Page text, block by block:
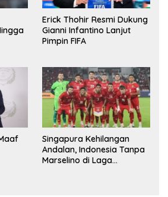
Erick Thohir Resmi Dukung
Gianni Infantino Lanjut
Pimpin FIFA
Singapura Kehilangan
Andalan, Indonesia Tanpa
Marselino di Laga